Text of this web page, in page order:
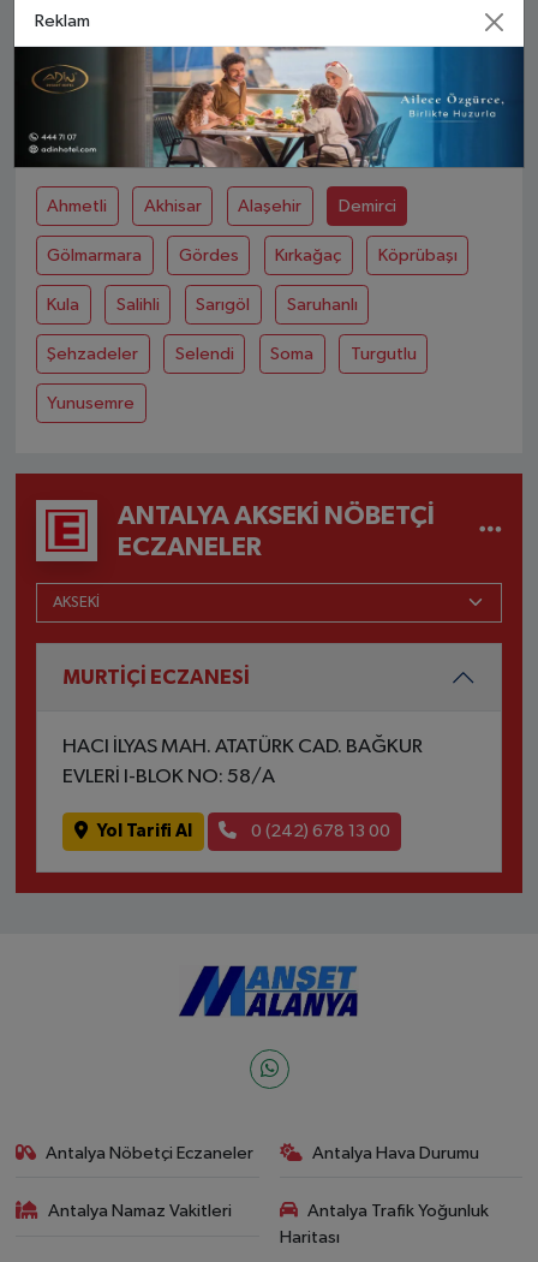
MANISA DIĞER İLÇELER
Ahmetli Akhisar Alaşehir Demirci
Gölmarmara Gördes Kırkağaç Köprübaşı
Kula Salihli Sarıgöl Saruhanlı
Şehzadeler Selendi Soma Turgutlu
Yunusemre
ANTALYA AKSEKI NÖBETÇI
ECZANELER
MURTİÇİ ECZANESİ
HACI İLYAS MAH. ATATÜRK CAD. BAĞKUR
EVLERİ I-BLOK NO: 58/A
Yol Tarifi Al 0 (242) 678 13 00
Antalya Nöbetçi Eczaneler Antalya Hava Durumu
Antalya Namaz Vakitleri
Antalya Trafik Yoğunluk
Haritası
Reklam